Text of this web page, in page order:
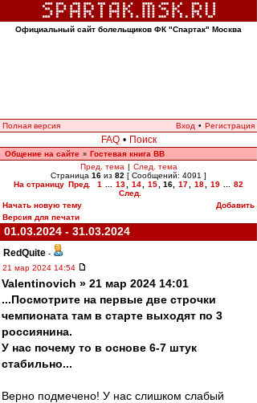
Официальный сайт болельщиков ФК "Спартак" Москва
Полная версия Вход • Регистрация
FAQ • Поиск
Общение на сайте » Гостевая книга ВВ
Пред. тема | След. тема
Страница 16 из 82 [ Сообщений: 4091 ]
На страницу Пред. 1 13 14 15 16 17 18 19
82
След.
Начать новую тему
Добавить
Версия для печати
01.03.2024 - 31.03.2024
RedQuite -
21 мар 2024 14:54
Valentinovich » 21 мар 2024 14:01
...Посмотрите на первые две строчки
чемпионата там в старте выходят по 3
россиянина.
У нас почему то в основе 6-7 штук
стабильно...
Верно подмечено! У нас слишком слабый